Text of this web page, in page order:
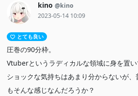
kino @kino
2023-05-14 10:09
とても良い
圧巻の90分枠。
Vtuberというラディカルな領域に身を置
ショックな気持ちはあまり分からないが
もそんな感じなんだろうか？